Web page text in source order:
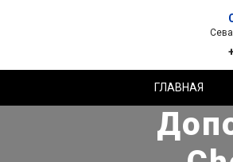
ГЛАВНАЯ